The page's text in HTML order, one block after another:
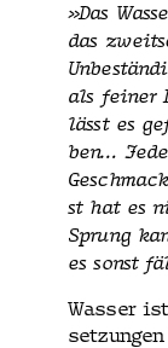
»Das
das
als fein­er
lässt es
ben…
st hat es
Sprung
es son­st
Wass­er